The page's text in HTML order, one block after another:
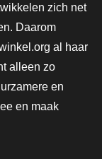
zich net
Daarom
al haar
alleen zo
en
en maak